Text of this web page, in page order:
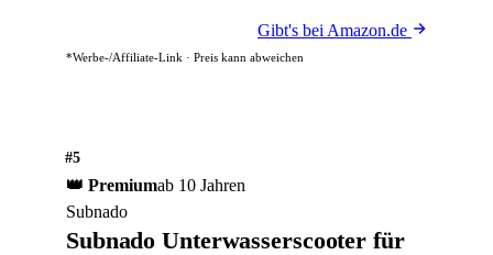
Gibt's bei Amazon.de
*Werbe-/Affiliate-Link · Preis kann abweichen
#5
👑 Premiumab 10 Jahren
Subnado
Subnado Unterwasserscooter für